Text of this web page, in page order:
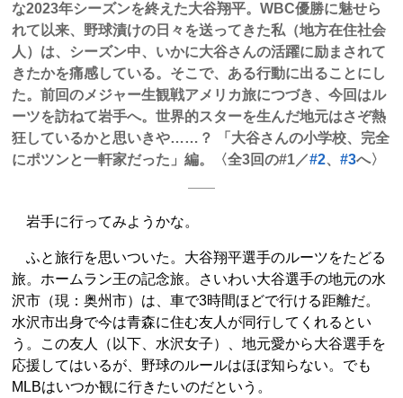
な2023年シーズンを終えた大谷翔平。WBC優勝に魅せら
れて以来、野球漬けの日々を送ってきた私（地方在住社会
人）は、シーズン中、いかに大谷さんの活躍に励まされて
きたかを痛感している。そこで、ある行動に出ることにし
た。前回のメジャー生観戦アメリカ旅につづき、今回はル
ーツを訪ねて岩手へ。世界的スターを生んだ地元はさぞ熱
狂しているかと思いきや……？ 「大谷さんの小学校、完全
にポツンと一軒家だった」編。〈全3回の#1／#2、 #3へ〉
岩手に行ってみようかな。
ふと旅行を思いついた。大谷翔平選手のルーツをたどる
旅。ホームラン王の記念旅。さいわい大谷選手の地元の水
沢市（現：奥州市）は、車で3時間ほどで行ける距離だ。
水沢市出身で今は青森に住む友人が同行してくれるとい
う。この友人（以下、水沢女子）、地元愛から大谷選手を
応援してはいるが、野球のルールはほぼ知らない。でも
MLBはいつか観に行きたいのだという。